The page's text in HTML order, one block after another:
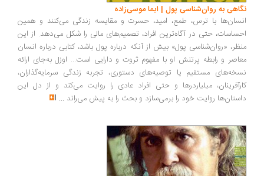
به روان‌شناسی پول | ایما موسی‌زاده
با ترس، طمع، امید، حسرت و مقایسه زندگی می‌کنند و همین
حتی در آگاه‌ترین افراد، تصمیم‌های مالی را شکل می‌دهد. از این
«روان‌شناسی پول» بیش از آنکه درباره پول باشد، کتابی درباره انسان
و رابطه پرتنش او با مفهوم ثروت و دارایی است... اوزل به‌جای ارائه
مستقیم یا توصیه‌های دستوری، تجربه زندگی سرمایه‌گذاران،
میلیاردرها و حتی افراد عادی را روایت می‌کند و از دل این
روایت خود را برمی‌سازد و بحث را به پیش می‌راند ...